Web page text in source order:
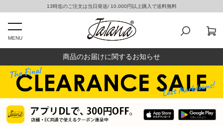
13時迄のご注文は当日発送/ 10,000円以上購入で送料無料
MENU
商品のお届けに関するお知らせ